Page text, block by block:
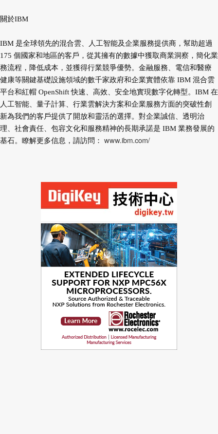
關於IBM
IBM 是全球領先的混合雲、人工智能及企業服務提供商，幫助超過
175 個國家和地區的客戶，從其擁有的數據中獲取商業洞察，簡化業
務流程，降低成本，並獲得行業競爭優勢。金融服務、電信和醫療
健康等關鍵基礎設施領域的數千家政府和企業實體依靠 IBM 混合雲
平台和紅帽 OpenShift 快速、高效、安全地實現數字化轉型。IBM 在
人工智能、量子計算、行業雲解決方案和企業服務方面的突破性創
新為我們的客戶提供了開放和靈活的選擇。對企業誠信、透明治
理、社會責任、包容文化和服務精神的長期承諾是 IBM 業務發展的
基石。瞭解更多信息，請訪問：
www.ibm.com/